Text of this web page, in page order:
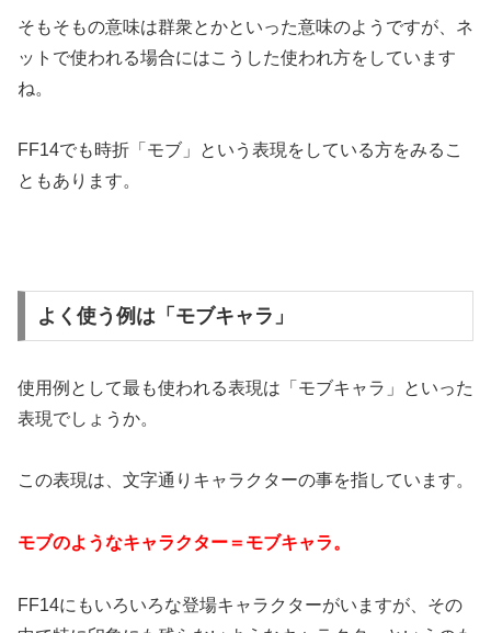
そもそもの意味は群衆とかといった意味のようですが、ネ
ットで使われる場合にはこうした使われ方をしています
ね。
FF14でも時折「モブ」という表現をしている方をみるこ
ともあります。
よく使う例は「モブキャラ」
使用例として最も使われる表現は「モブキャラ」といった
表現でしょうか。
この表現は、文字通りキャラクターの事を指しています。
モブのようなキャラクター＝モブキャラ。
FF14にもいろいろな登場キャラクターがいますが、その